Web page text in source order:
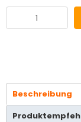
Beschreibung